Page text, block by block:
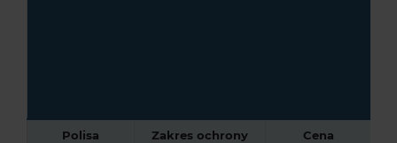
Polisa Zakres ochrony Cena